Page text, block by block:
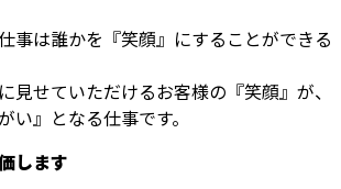
事は誰かを『笑顔』にすることができる
見せていただけるお客様の『笑顔』が、
い』となる仕事です。
します